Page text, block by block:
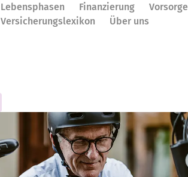
Lebensphasen Finanzierung
Vorsorge
Versicherungslexikon
Über uns